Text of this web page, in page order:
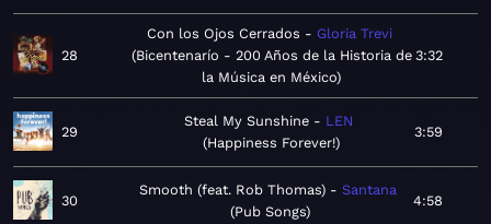
28
Con los Ojos Cerrados
Gloria Trevi
Bicentenarío - 200 Años de la Historia de
la Música en México
3:32
29
Steal My Sunshine
LEN
Happiness Forever!
3:59
30
Smooth (feat. Rob Thomas)
Santana
Pub Songs
4:58